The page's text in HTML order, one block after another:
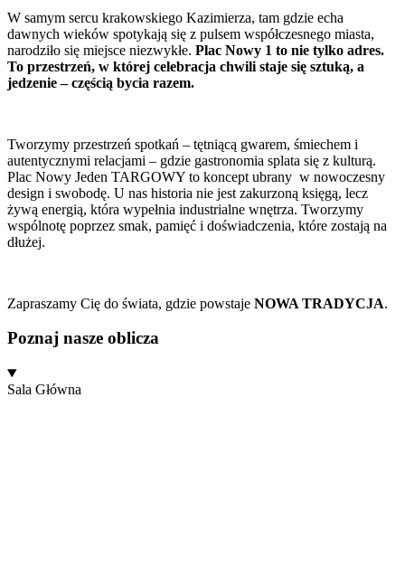
W samym sercu krakowskiego Kazimierza, tam gdzie echa
dawnych wieków spotykają się z pulsem współczesnego miasta,
narodziło się miejsce niezwykłe. Plac Nowy 1 to nie tylko adres.
To przestrzeń, w której celebracja chwili staje się sztuką, a
jedzenie – częścią bycia razem.
Tworzymy przestrzeń spotkań – tętniącą gwarem, śmiechem i
autentycznymi relacjami – gdzie gastronomia splata się z kulturą.
Plac Nowy Jeden TARGOWY to koncept ubrany w nowoczesny
design i swobodę. U nas historia nie jest zakurzoną księgą, lecz
żywą energią, która wypełnia industrialne wnętrza. Tworzymy
wspólnotę poprzez smak, pamięć i doświadczenia, które zostają na
dłużej.
Zapraszamy Cię do świata, gdzie powstaje NOWA TRADYCJA.
Poznaj nasze oblicza
Sala Główna